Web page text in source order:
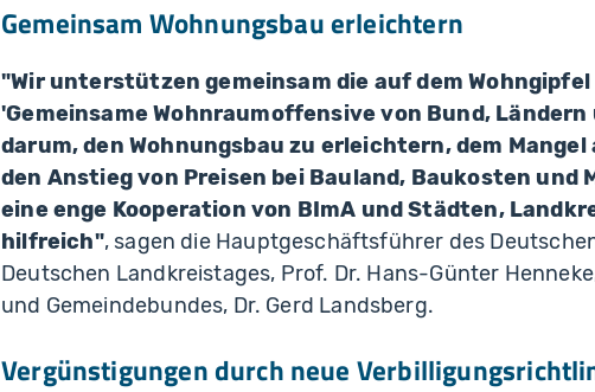
Gemeinsam Wohnungsbau erleichtern
"Wir unterstützen gemeinsam die auf dem
'Gemeinsame Wohnraumoffensive von Bund, Ländern
darum, den Wohnungsbau zu erleichtern, dem
den Anstieg von Preisen bei Bauland, Baukosten und
eine enge Kooperation von BImA und Städten,
hilfreich", sagen die Hauptgeschäftsführer des
Deutschen Landkreistages, Prof. Dr. Hans-Günter
und Gemeindebundes, Dr. Gerd Landsberg.
Vergünstigungen durch neue